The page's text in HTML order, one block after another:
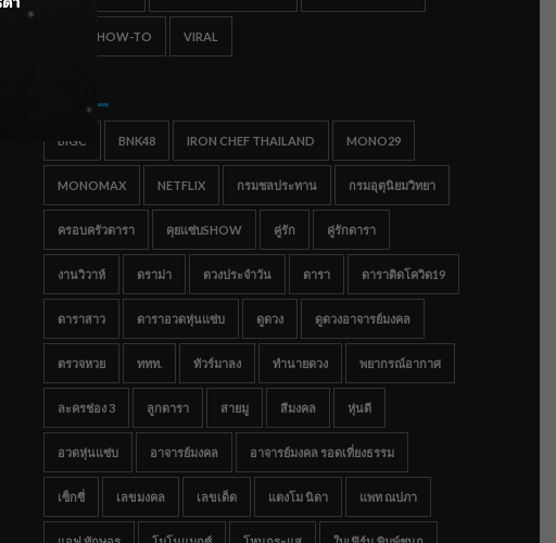
TIPS & HOW-TO VIRAL
BIGC BNK48 IRON CHEF THAILAND MONO29
MONOMAX NETFLIX กรมชลประทาน กรมอุตุนิยมวิทยา
ครอบครัวดารา คุยแซ่บSHOW คู่รัก คู่รักดารา
งานวิวาห์ ดราม่า ดวงประจำวัน ดารา ดาราติดโควิด19
ดาราสาว ดาราอวดหุ่นแซ่บ ดูดวง ดูดวงอาจารย์มงคล
ตรวจหวย ททท. ทัวร์มาลง ทำนายดวง พยากรณ์อากาศ
ละครช่อง 3 ลูกดารา สายมู สีมงคล หุ่นดี
อวดหุ่นแซ่บ อาจารย์มงคล อาจารย์มงคล รอดเที่ยงธรรม
เซ็กซี่ เลขมงคล เลขเด็ด แตงโม นิดา แพท ณปภา